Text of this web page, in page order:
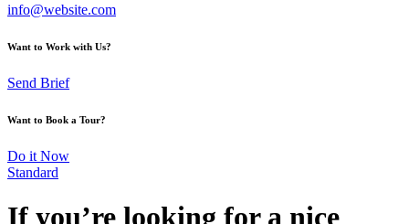
info@website.com
Want to Work with Us?
Send Brief
Want to Book a Tour?
Do it Now
Standard
If you’re looking for a nice